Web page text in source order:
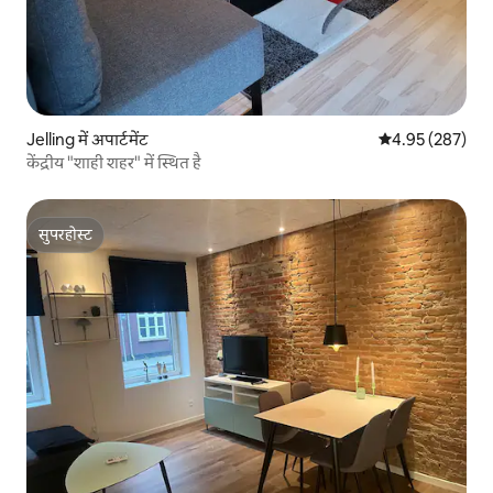
Jelling में अपार्टमेंट औसत रेटिंग 5 में से
4.95 (287)
केंद्रीय "शाही शहर" में स्थित है
सुपरहोस्ट
सुपरहोस्ट